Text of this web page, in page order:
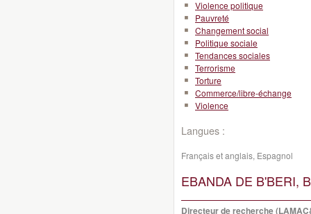
Violence politique
Pauvreté
Changement social
Politique sociale
Tendances sociales
Terrorisme
Torture
Commerce/libre-échange
Violence
Langues :
Français et anglais, Espagnol
EBANDA DE B'BERI,
Directeur de recherche